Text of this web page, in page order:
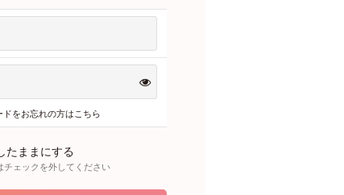
ドをお忘れの方はこちら
たままにする
チェックを外してください